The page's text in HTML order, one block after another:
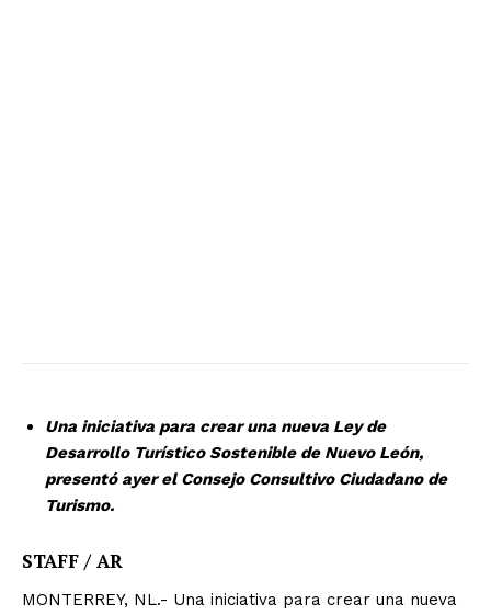
Una iniciativa para crear una nueva Ley de
Desarrollo Turístico Sostenible de Nuevo León,
presentó ayer el Consejo Consultivo Ciudadano de
Turismo.
STAFF / AR
MONTERREY, NL.- Una iniciativa para crear una nueva